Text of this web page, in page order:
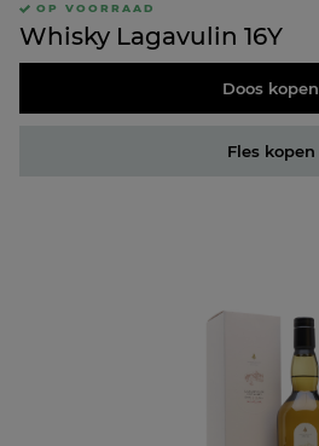
OP VOORRAAD
Whisky Lagavulin 16Y
Doos kopen
Fles kopen